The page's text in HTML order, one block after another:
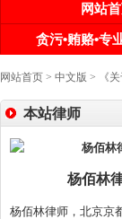
网站
贪污•贿赂•专
网站首页 > 中文版 > 《
本站律师
杨佰林
杨佰林律师，北京京